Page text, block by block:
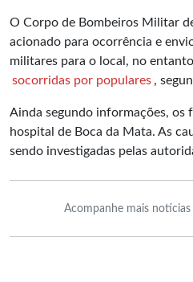
O Corpo de Bombeiros Militar
acionado para ocorrência e
militares para o local, no
socorridas por populares ,
Ainda segundo informações, os
hospital de Boca da Mata. As
sendo investigadas pelas
Acompanhe mais notícias